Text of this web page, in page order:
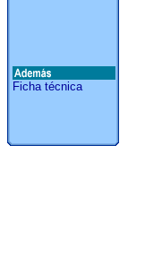
Ficha técnica